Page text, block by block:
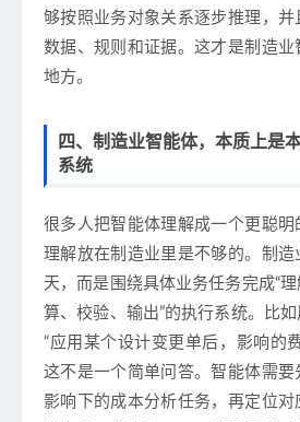
够按照业务对象关系逐步推理，并
数据、规则和证据。这才是制造业
地方。
四、制造业智能体，本质上是
系统
很多人把智能体理解成一个更聪
理解放在制造业里是不够的。制造
天，而是围绕具体业务任务完成“
算、校验、输出”的执行系统。比如
“应用某个设计变更单后，影响的
这不是一个简单问答。智能体需要
影响下的成本分析任务，再定位对